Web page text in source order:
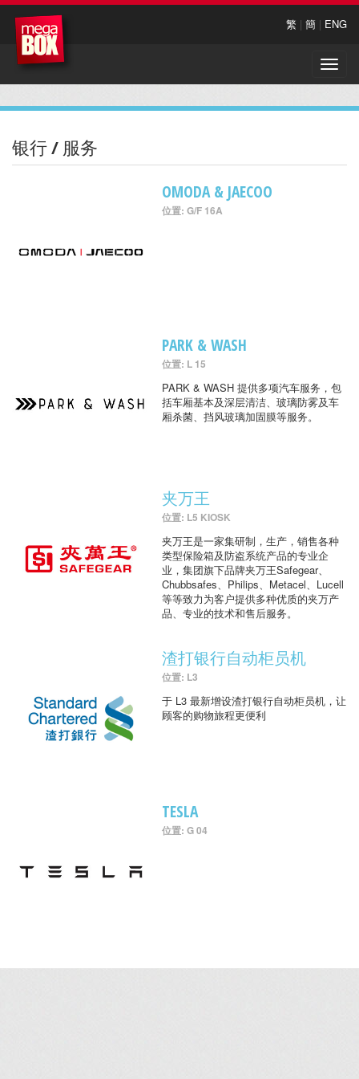
繁 | 簡 | ENG
Toggle
银行 / 服务
OMODA & JAECOO
位置: G/F 16A
PARK & WASH
位置: L 15
PARK & WASH 提供多项汽车服务，包
括车厢基本及深层清洁、玻璃防雾及车
厢杀菌、挡风玻璃加固膜等服务。
夹万王
位置: L5 KIOSK
夹万王是一家集研制，生产，销售各种
类型保险箱及防盗系统产品的专业企
业，集团旗下品牌夹万王Safegear、
Chubbsafes、Philips、Metacel、Lucell
等等致力为客户提供多种优质的夹万产
品、专业的技术和售后服务。
渣打银行自动柜员机
位置: L3
于 L3 最新增设渣打银行自动柜员机，让
顾客的购物旅程更便利
TESLA
位置: G 04